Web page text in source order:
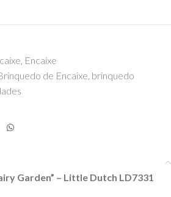
, Encaixe
de Encaixe, brinquedo
Garden” – Little Dutch LD7331